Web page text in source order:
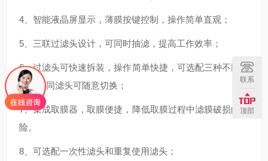
4、智能液晶屏显示，薄膜按键控制，操作简单直观；
5、三联过滤头设计，可同时抽滤，提高工作效率；
6、过滤头可快速拆装，操作简单快捷，可选配三种不同滤
头，不同滤头可随意切换；
7、集成取膜器，取膜便捷，降低取膜过程中滤膜破损的风
险。
8、可选配一次性滤头和重复使用滤头；
联系
顶部
1